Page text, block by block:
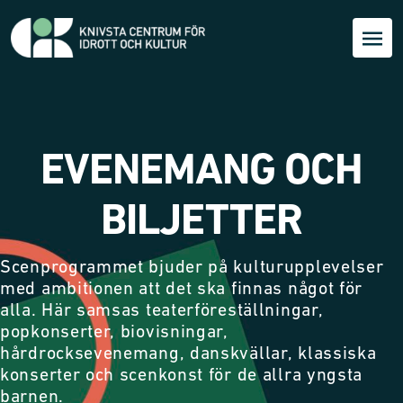
EVENEMANG OCH
BILJETTER
Scenprogrammet bjuder på kulturupplevelser
med ambitionen att det ska finnas något för
alla. Här samsas teaterföreställningar,
popkonserter, biovisningar,
hårdrocksevenemang, danskvällar, klassiska
konserter och scenkonst för de allra yngsta
barnen.